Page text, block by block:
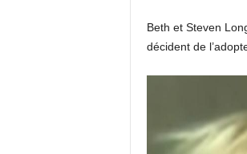
Beth et Steven
décident de